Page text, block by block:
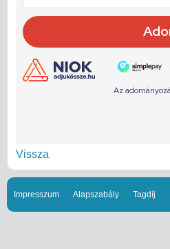
Vissza
Impresszum Alapszabály Tagdíj